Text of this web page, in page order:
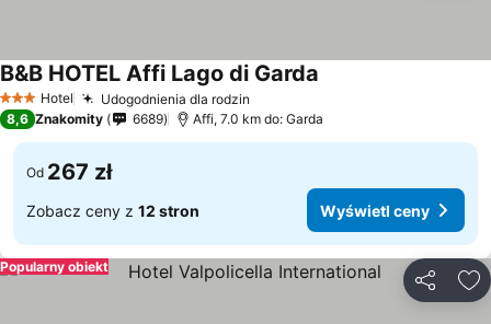
3 Kategoria
Hotel Udogodnienia dla rodzin
B&B HOTEL Affi Lago di Garda
8,6 Znakomity 6689 Affi, 7.0 km do: Garda
Od 267 zł
Zobacz ceny z 12 stron Wyświetl ceny
Popularny obiekt